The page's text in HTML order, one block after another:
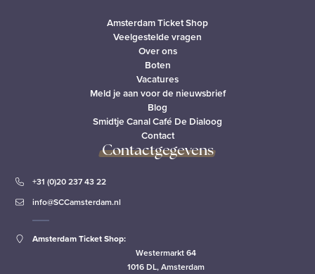
Amsterdam Ticket Shop
Veelgestelde vragen
Over ons
Boten
Vacatures
Meld je aan voor de nieuwsbrief
Blog
Smidtje Canal Café De Dialoog
Contact
Contactgegevens
+31 (0)20 237 43 22
info@SCCamsterdam.nl
Amsterdam Ticket Shop:
Westermarkt 64
1016 DL, Amsterdam